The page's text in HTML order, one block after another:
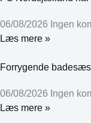
06/08/2026 Ingen
Læs mere »
Forrygende
06/08/2026 Ingen
Læs mere »